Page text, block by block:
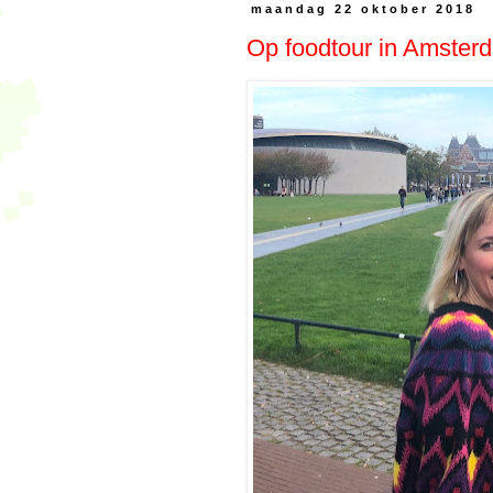
maandag 22 oktober 2018
Op foodtour in